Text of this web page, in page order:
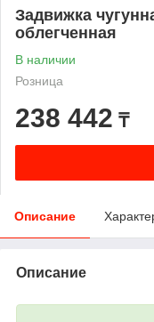
Задвижка
облегченная
В наличии
Розница
238 442 ₸
Описание
Описание